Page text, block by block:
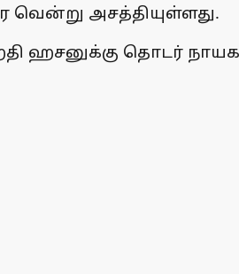
அசத்தியுள்ளது.
ஹசனுக்கு தொடர்